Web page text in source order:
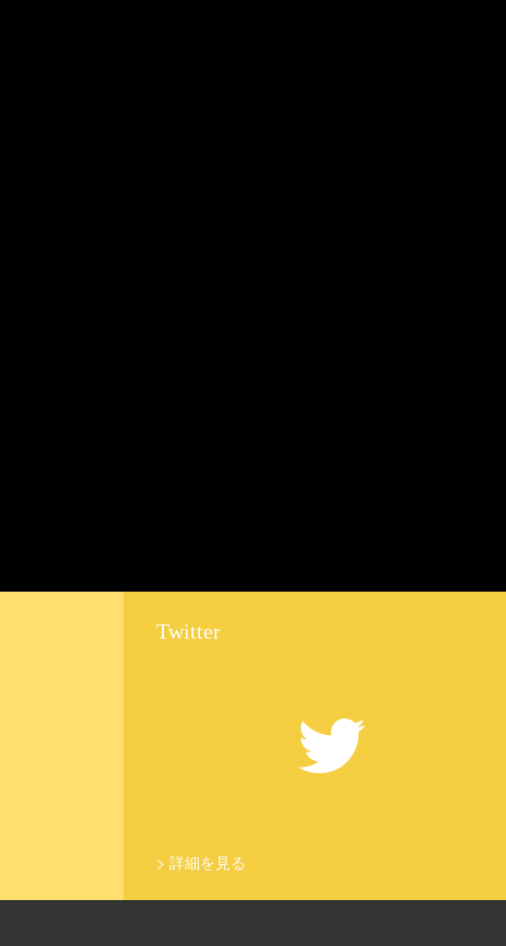
Twitter
> 詳細を見る